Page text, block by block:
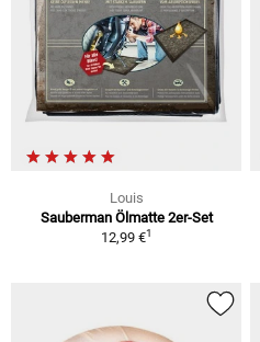
Louis
Sauberman Ölmatte 2er-Set
12,99 €1